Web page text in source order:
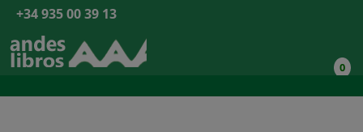
+34 935 00 39 13
0